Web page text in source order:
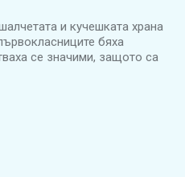
и кучешката храна
бяха
се значими, защото са